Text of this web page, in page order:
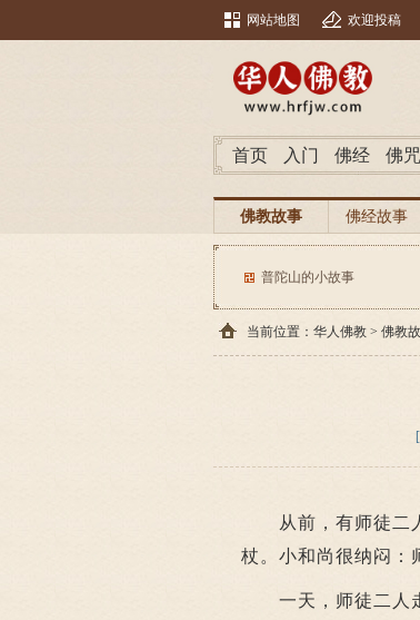
网站地图 欢迎投稿
首页 入门 佛经 佛咒
佛教故事 佛经故事
普陀山的小故事
当前位置： 华人佛教 > 佛教
从前，有师徒二人
杖。小和尚很纳闷：
一天，师徒二人走